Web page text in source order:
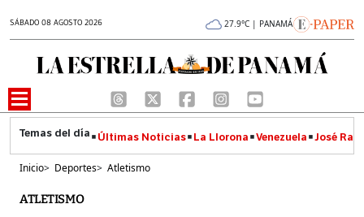
SÁBADO 08 AGOSTO 2026 27.9°C | PANAMÁ
Últimas Noticias La Llorona Venezuela José
Inicio> Deportes> Atletismo
ATLETISMO